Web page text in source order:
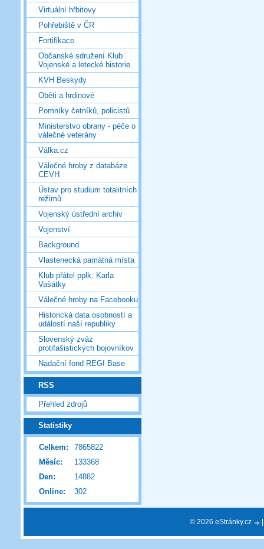
Virtuální hřbitovy
Pohřebiště v ČR
Fortifikace
Občanské sdružení Klub
Vojenské a letecké historie
KVH Beskydy
Oběti a hrdinové
Pomníky četníků, policistů
Ministerstvo obrany - péče o
válečné veterány
Válka.cz
Válečné hroby z databáze
CEVH
Ústav pro studium totalitních
režimů
Vojenský ústřední archiv
Vojenství
Background
Vlastenecká památná místa
Klub přátel pplk. Karla
Vašátky
Válečné hroby na Facebooku
Historická data osobností a
událostí naší republiky
Slovenský zväz
protifašistických bojovníkov
Nadační fond REGI Base
RSS
Přehled zdrojů
Statistiky
Online: 302
Celkem:
7865822
Měsíc:
133368
Den:
14882
© 2026 eStránky.cz